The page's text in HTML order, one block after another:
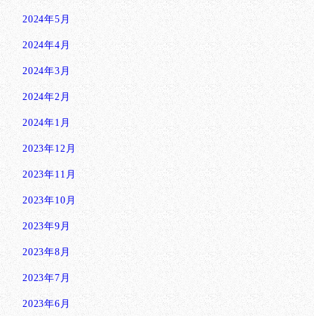
2024年5月
2024年4月
2024年3月
2024年2月
2024年1月
2023年12月
2023年11月
2023年10月
2023年9月
2023年8月
2023年7月
2023年6月